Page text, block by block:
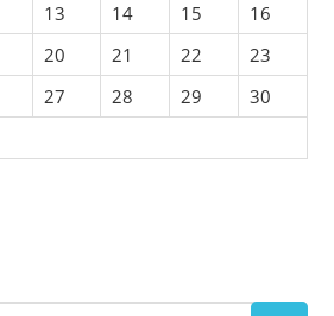
13 14 15
16
20 21 22
23
27 28 29
30